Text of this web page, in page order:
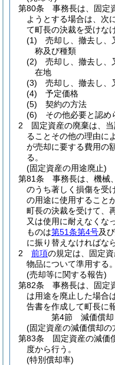
第80条
事務長は、固定
ようとする場合は、次
て町長の決裁を受けな
(1)
売却し、撤去し、
称及び種類
(2)
売却し、撤去し、
在地
(3)
売却し、撤去し、
(4)
予定価格
(5)
契約の方法
(6)
その他必要と認め
2
固定資産の廃棄は、
ることその他の理由に
が売却に要する費用の
る。
(固定資産の用途廃止)
第81条
事務長は、機械
のうち著しく損傷を受
の用途に使用すること
町長の決裁を受けて、
又は使用に耐えなくな
ものは第51条第4号及び
に振り替えなければな
2
前項の規定は、固定
物品について準用する。
(売却等に関する報告)
第82条
事務長は、固定
は用途を廃止した場合
告書を作成して町長に
第4節
減価償却
(固定資産の減価償却の
第83条
固定資産の減価
度から行う。
(特別償却率)